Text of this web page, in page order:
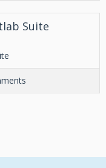
Suite